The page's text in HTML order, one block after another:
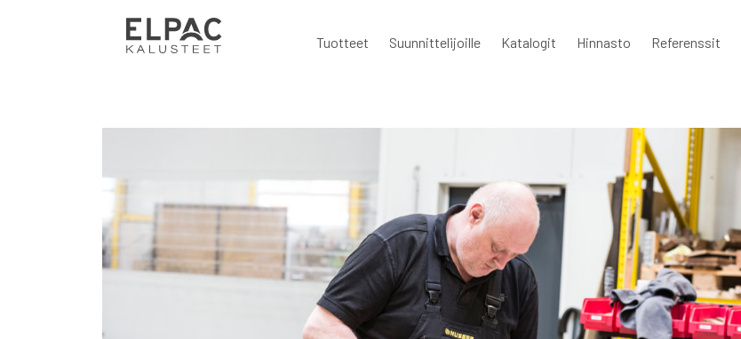
Tuotteet Suunnittelijoille Katalogit Hinnasto Referenssit